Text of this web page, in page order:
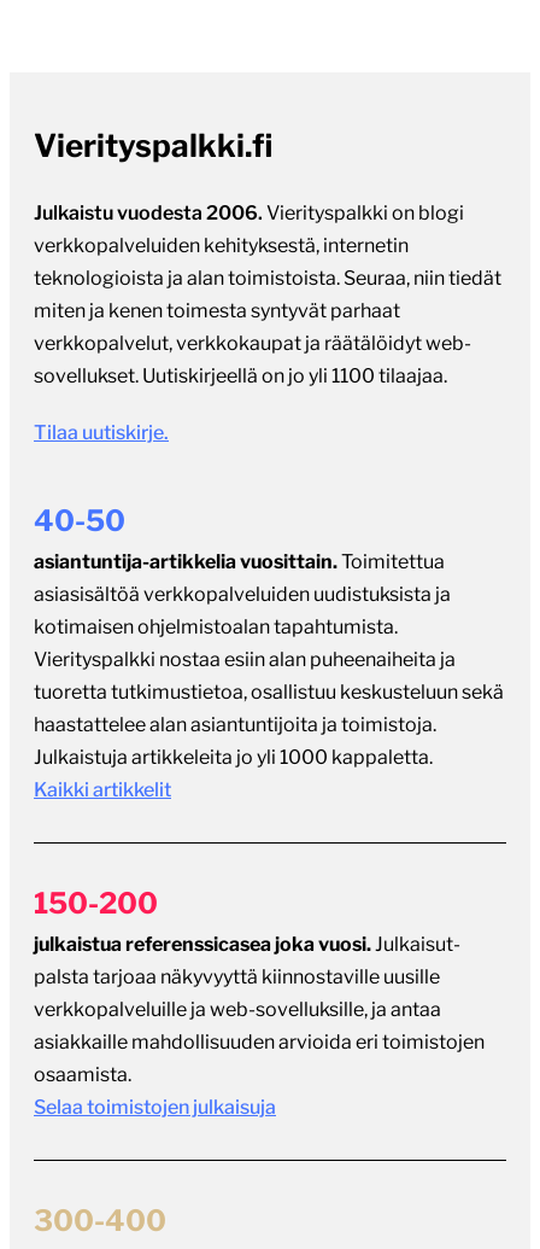
Vierityspalkki.fi
Julkaistu vuodesta 2006. Vierityspalkki on blogi
verkkopalveluiden kehityksestä, internetin
teknologioista ja alan toimistoista. Seuraa, niin tiedät
miten ja kenen toimesta syntyvät parhaat
verkkopalvelut, verkkokaupat ja räätälöidyt web-
sovellukset. Uutiskirjeellä on jo yli 1100 tilaajaa.
Tilaa uutiskirje.
40-50
asiantuntija-artikkelia vuosittain.Toimitettua
asiasisältöä verkkopalveluiden uudistuksista ja
kotimaisen ohjelmistoalan tapahtumista.
Vierityspalkki nostaa esiin alan puheenaiheita ja
tuoretta tutkimustietoa, osallistuu keskusteluun sekä
haastattelee alan asiantuntijoita ja toimistoja.
Julkaistuja artikkeleita jo yli 1000 kappaletta.
Kaikki artikkelit
150-200
julkaistua referenssicasea joka vuosi.Julkaisut-
palsta tarjoaa näkyvyyttä kiinnostaville uusille
verkkopalveluille ja web-sovelluksille, ja antaa
asiakkaille mahdollisuuden arvioida eri toimistojen
osaamista.
Selaa toimistojen julkaisuja
300-400